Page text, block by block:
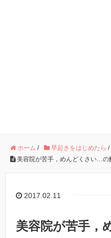
ホーム / 早起きをはじめたら /
美容院が苦手，めんどくさい…の
2017.02.11
美容院が苦手，